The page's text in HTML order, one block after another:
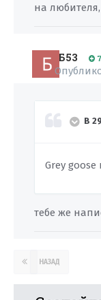
на
Б53
В
Grey
тебе же
НАЗАД